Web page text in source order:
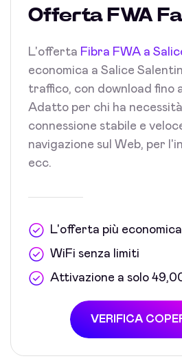
Offerta FWA
L'offerta Fibra FWA a
economica a Salice
traffico, con download fino
Adatto per chi ha
connessione stabile e
navigazione sul Web, per
ecc.
L'offerta più economica
WiFi senza limiti
Attivazione a solo
VERIFICA